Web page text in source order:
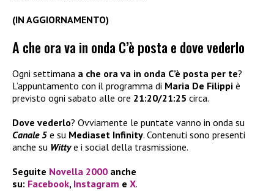
(IN AGGIORNAMENTO)
A che ora va in onda C’è posta e dove vederlo
Ogni settimana a che ora va in onda C’è posta per te?
L’appuntamento con il programma di Maria De Filippi è
previsto ogni sabato alle ore 21:20/21:25 circa.
Dove vederlo? Ovviamente le puntate vanno in onda su
Canale 5 e su Mediaset Infinity. Contenuti sono presenti
anche su Wittye i social della trasmissione.
Seguite Novella 2000 anche
su: Facebook, Instagram e X.